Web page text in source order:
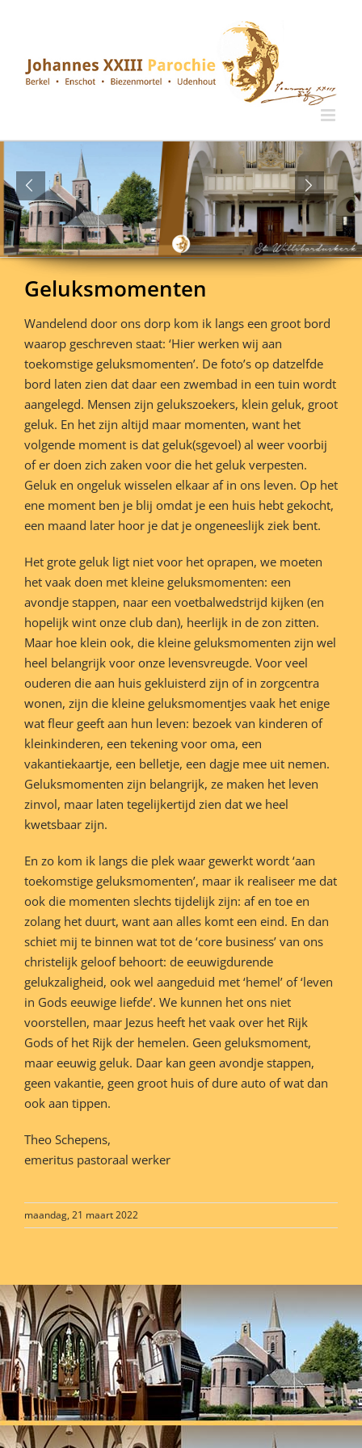
Geluksmomenten
Wandelend door ons dorp kom ik langs een groot bord
waarop geschreven staat: ‘Hier werken wij aan
toekomstige geluksmomenten’. De foto’s op datzelfde
bord laten zien dat daar een zwembad in een tuin wordt
aangelegd. Mensen zijn gelukszoekers, klein geluk, groot
geluk. En het zijn altijd maar momenten, want het
volgende moment is dat geluk(sgevoel) al weer voorbij
of er doen zich zaken voor die het geluk verpesten.
Geluk en ongeluk wisselen elkaar af in ons leven. Op het
ene moment ben je blij omdat je een huis hebt gekocht,
een maand later hoor je dat je ongeneeslijk ziek bent.
Het grote geluk ligt niet voor het oprapen, we moeten
het vaak doen met kleine geluksmomenten: een
avondje stappen, naar een voetbalwedstrijd kijken (en
hopelijk wint onze club dan), heerlijk in de zon zitten.
Maar hoe klein ook, die kleine geluksmomenten zijn wel
heel belangrijk voor onze levensvreugde. Voor veel
ouderen die aan huis gekluisterd zijn of in zorgcentra
wonen, zijn die kleine geluksmomentjes vaak het enige
wat fleur geeft aan hun leven: bezoek van kinderen of
kleinkinderen, een tekening voor oma, een
vakantiekaartje, een belletje, een dagje mee uit nemen.
Geluksmomenten zijn belangrijk, ze maken het leven
zinvol, maar laten tegelijkertijd zien dat we heel
kwetsbaar zijn.
En zo kom ik langs die plek waar gewerkt wordt ‘aan
toekomstige geluksmomenten’, maar ik realiseer me dat
ook die momenten slechts tijdelijk zijn: af en toe en
zolang het duurt, want aan alles komt een eind. En dan
schiet mij te binnen wat tot de ‘core business’ van ons
christelijk geloof behoort: de eeuwigdurende
gelukzaligheid, ook wel aangeduid met ‘hemel’ of ‘leven
in Gods eeuwige liefde’. We kunnen het ons niet
voorstellen, maar Jezus heeft het vaak over het Rijk
Gods of het Rijk der hemelen. Geen geluksmoment,
maar eeuwig geluk. Daar kan geen avondje stappen,
geen vakantie, geen groot huis of dure auto of wat dan
ook aan tippen.
Theo Schepens,
emeritus pastoraal werker
maandag, 21 maart 2022